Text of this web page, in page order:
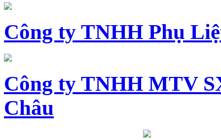
Công ty TNHH Phụ
Công ty TNHH MTV
Châu